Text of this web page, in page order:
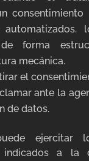
forma
mecánica.
el
ante la
de datos.
ejercitar
indicados a la